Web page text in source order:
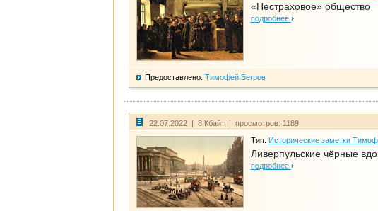
«Нестраховое» общество
подробнее
Предоставлено: Тимофей Бегров
22.07.2022 | 8 Кбайт | просмотров: 1189
Тип: Исторические заметки
Ливерпульские чёрные
подробнее